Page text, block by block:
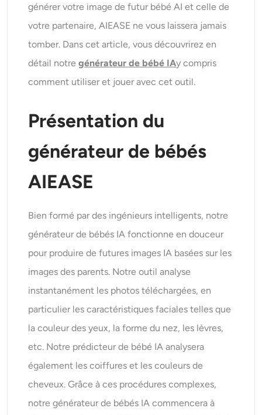
Générateur de tirs à la tête IA
Outils vidéo
Effets vidéo
Amplificateur vidéo
Suppression de filigrane vidéo
générer votre image de futur bébé AI et celle de
votre partenaire, AIEASE ne vous laissera jamais
tomber. Dans cet article, vous découvrirez en
détail notregénérateur de bébé IAy compris
comment utiliser et jouer avec cet outil.
Présentation du
générateur de bébés
AIEASE
Bien formé par des ingénieurs intelligents, notre
générateur de bébés IA fonctionne en douceur
pour produire de futures images IA basées sur les
images des parents. Notre outil analyse
instantanément les photos téléchargées, en
particulier les caractéristiques faciales telles que
la couleur des yeux, la forme du nez, les lèvres,
etc. Notre prédicteur de bébé IA analysera
également les coiffures et les couleurs de
cheveux. Grâce à ces procédures complexes,
notre générateur de bébés IA commencera à